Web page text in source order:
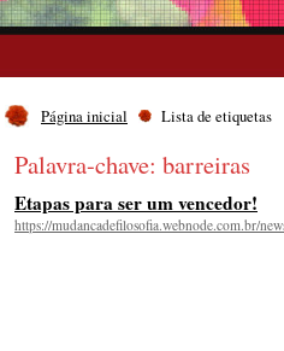
Página inicial Lista de etiquetas
Palavra-chave: barreiras
Etapas para ser um vencedor!
https://mudancadefilosofia.webnode.com.br/